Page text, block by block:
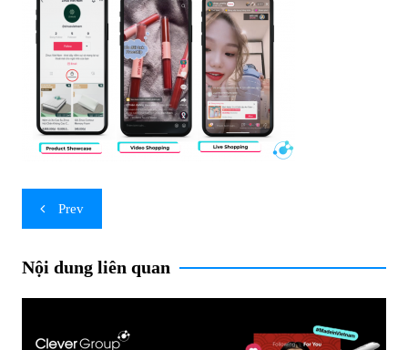
Post
navigation
Prev
Nội dung liên quan